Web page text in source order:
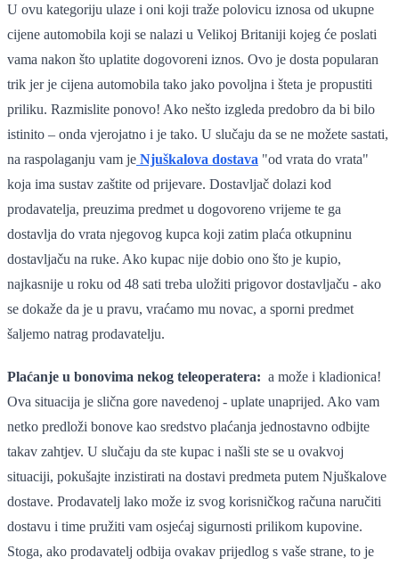
U ovu kategoriju ulaze i oni koji traže polovicu iznosa od ukupne
cijene automobila koji se nalazi u Velikoj Britaniji kojeg će poslati
vama nakon što uplatite dogovoreni iznos. Ovo je dosta popularan
trik jer je cijena automobila tako jako povoljna i šteta je propustiti
priliku. Razmislite ponovo! Ako nešto izgleda predobro da bi bilo
istinito – onda vjerojatno i je tako. U slučaju da se ne možete sastati,
na raspolaganju vam je Njuškalova dostava "od vrata do vrata"
koja ima sustav zaštite od prijevare. Dostavljač dolazi kod
prodavatelja, preuzima predmet u dogovoreno vrijeme te ga
dostavlja do vrata njegovog kupca koji zatim plaća otkupninu
dostavljaču na ruke. Ako kupac nije dobio ono što je kupio,
najkasnije u roku od 48 sati treba uložiti prigovor dostavljaču - ako
se dokaže da je u pravu, vraćamo mu novac, a sporni predmet
šaljemo natrag prodavatelju.
Plaćanje u bonovima nekog teleoperatera: a može i kladionica!
Ova situacija je slična gore navedenoj - uplate unaprijed. Ako vam
netko predloži bonove kao sredstvo plaćanja jednostavno odbijte
takav zahtjev. U slučaju da ste kupac i našli ste se u ovakvoj
situaciji, pokušajte inzistirati na dostavi predmeta putem Njuškalove
dostave. Prodavatelj lako može iz svog korisničkog računa naručiti
dostavu i time pružiti vam osjećaj sigurnosti prilikom kupovine.
Stoga, ako prodavatelj odbija ovakav prijedlog s vaše strane, to je